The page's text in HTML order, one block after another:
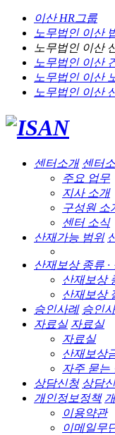
이산 HR그룹
노무법인 이산
노무법인 이산
노무법인 이산
노무법인 이산
노무법인 이산
센터소개 센터
주요 업무
지사 소개
구성원 소
센터 소식
산재가능 범위
산재보상 종류 ·
산재보상
산재보상
승인사례 승인
자료실 자료실
자료실
산재보상
자주 묻는
상담신청 상담
개인정보정책
이용약관
이메일무